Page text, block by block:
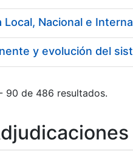
Nacional e
y evolución del
90 de 486 resultados.